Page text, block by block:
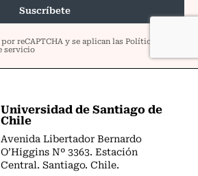
Universidad de Santiago de
Chile
Avenida Libertador Bernardo
O’Higgins Nº 3363. Estación
Central. Santiago. Chile.